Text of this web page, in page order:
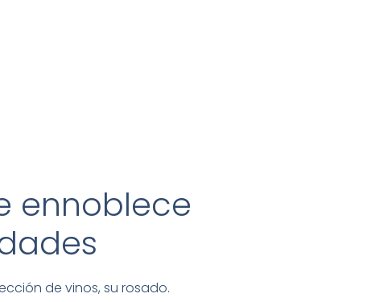
ennoblece
de vinos, su rosado.